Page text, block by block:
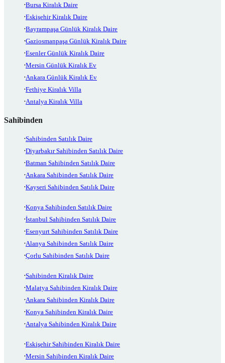
Bursa Kiralık Daire
Eskişehir Kiralık Daire
Bayrampaşa Günlük Kiralık Daire
Gaziosmanpaşa Günlük Kiralık Daire
Esenler Günlük Kiralık Daire
Mersin Günlük Kiralık Ev
Ankara Günlük Kiralık Ev
Fethiye Kiralık Villa
Antalya Kiralık Villa
Sahibinden
Sahibinden Satılık Daire
Diyarbakır Sahibinden Satılık Daire
Batman Sahibinden Satılık Daire
Ankara Sahibinden Satılık Daire
Kayseri Sahibinden Satılık Daire
Konya Sahibinden Satılık Daire
İstanbul Sahibinden Satılık Daire
Esenyurt Sahibinden Satılık Daire
Alanya Sahibinden Satılık Daire
Çorlu Sahibinden Satılık Daire
Sahibinden Kiralık Daire
Malatya Sahibinden Kiralık Daire
Ankara Sahibinden Kiralık Daire
Konya Sahibinden Kiralık Daire
Antalya Sahibinden Kiralık Daire
Eskişehir Sahibinden Kiralık Daire
Mersin Sahibinden Kiralık Daire